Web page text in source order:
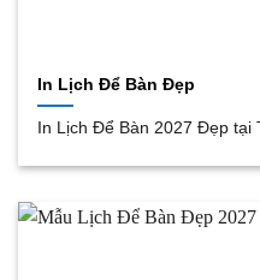
In Lịch Để Bàn Đẹp
In Lịch Để Bàn 2027 Đẹp tại